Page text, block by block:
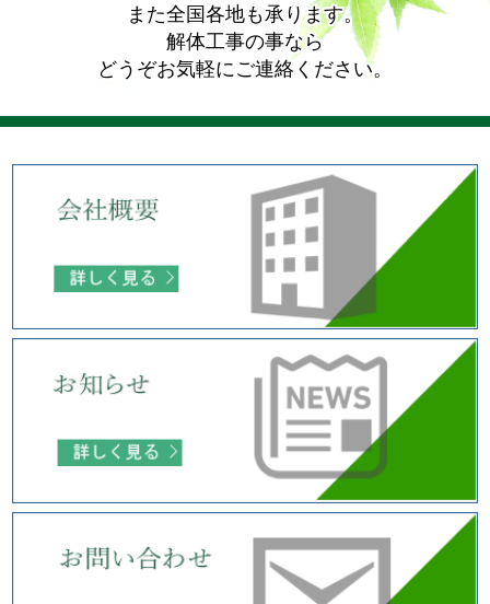
また全国各地も承ります。
解体工事の事なら
どうぞお気軽にご連絡ください。